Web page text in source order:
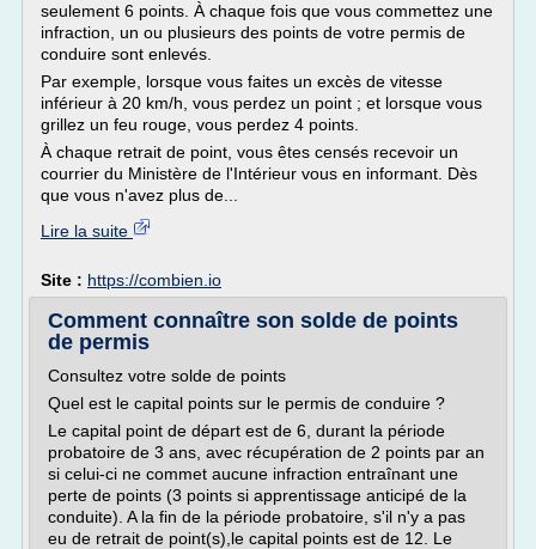
seulement 6 points. À chaque fois que vous commettez une
infraction, un ou plusieurs des points de votre permis de
conduire sont enlevés.
Par exemple, lorsque vous faites un excès de vitesse
inférieur à 20 km/h, vous perdez un point ; et lorsque vous
grillez un feu rouge, vous perdez 4 points.
À chaque retrait de point, vous êtes censés recevoir un
courrier du Ministère de l'Intérieur vous en informant. Dès
que vous n'avez plus de...
Lire la suite
Site : https://combien.io
Comment connaître son solde de points
de permis
Consultez votre solde de points
Quel est le capital points sur le permis de conduire ?
Le capital point de départ est de 6, durant la période
probatoire de 3 ans, avec récupération de 2 points par an
si celui-ci ne commet aucune infraction entraînant une
perte de points (3 points si apprentissage anticipé de la
conduite). A la fin de la période probatoire, s'il n'y a pas
eu de retrait de point(s),le capital points est de 12. Le